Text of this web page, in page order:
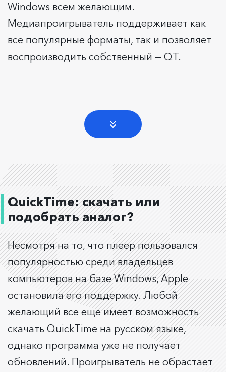
Windows всем желающим.
Медиапроигрыватель поддерживает как
все популярные форматы, так и позволяет
воспроизводить собственный — QT.
QuickTime: скачать или
подобрать аналог?
Несмотря на то, что плеер пользовался
популярностью среди владельцев
компьютеров на базе Windows, Apple
остановила его поддержку. Любой
желающий все еще имеет возможность
скачать QuickTime на русском языке,
однако программа уже не получает
обновлений. Проигрыватель не обрастает